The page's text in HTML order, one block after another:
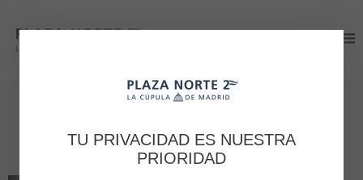
MS-Mode
TU PRIVACIDAD ES NUESTRA
PRIORIDAD